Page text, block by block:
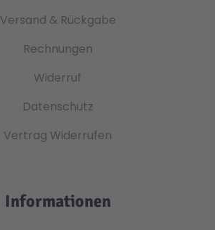
Versand & Rückgabe
Rechnungen
Widerruf
Datenschutz
Vertrag Widerrufen
Informationen